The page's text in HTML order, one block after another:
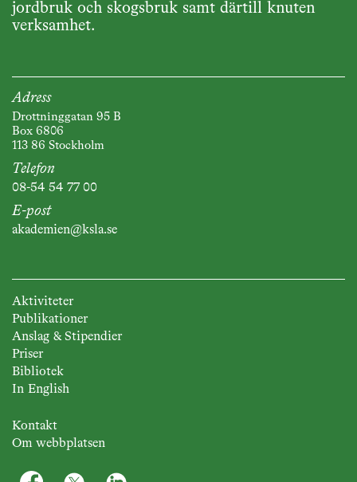
jordbruk och skogsbruk samt därtill knuten
verksamhet.
Adress
Drottninggatan 95 B
Box 6806
113 86 Stockholm
Telefon
08-54 54 77 00
E-post
akademien@ksla.se
Aktiviteter
Publikationer
Anslag & Stipendier
Priser
Bibliotek
In English
Kontakt
Om webbplatsen